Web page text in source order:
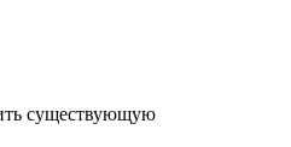
существующую